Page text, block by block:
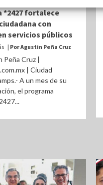
*2427 fortalece
con
servicios públicos
| Por Agustin Peña Cruz
Peña Cruz |
| Ciudad
A un mes de su
el programa